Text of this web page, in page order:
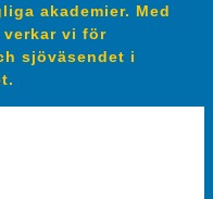
akademier. Med
vi för
sjöväsendet i